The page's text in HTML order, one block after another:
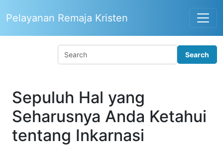
Pelayanan Remaja Kristen
Sepuluh Hal yang
Seharusnya Anda Ketahui
tentang Inkarnasi